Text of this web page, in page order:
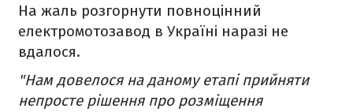
На жаль розгорнути повноцінний
електромотозавод в Україні наразі не
вдалося.
"Нам довелося на даному етапі прийняти
непросте рішення про розміщення